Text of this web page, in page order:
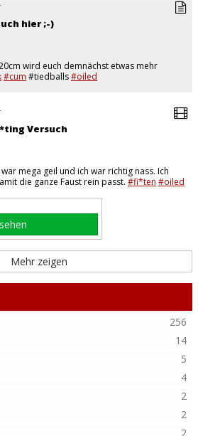
hier ;-)
wird euch demnächst etwas mehr
#cum #tiedballs#oiled
Versuch
mega geil und ich war richtig nass. Ich
die ganze Faust rein passt. #fi*ten #oiled
Mehr zeigen
256
14
5
4
2
2
2